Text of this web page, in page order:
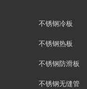
不锈钢冷板
不锈钢热板
不锈钢防滑板
不锈钢无缝管